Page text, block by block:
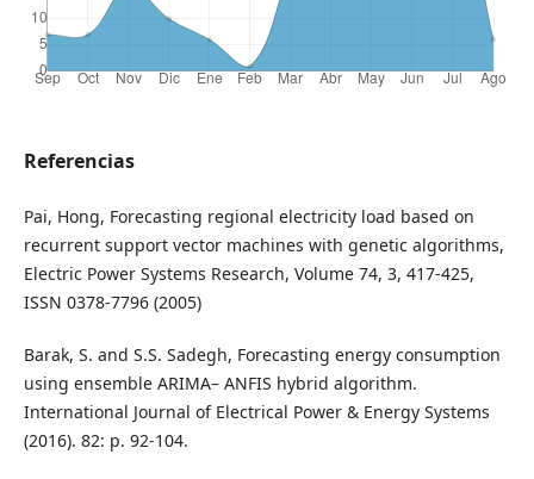
Referencias
Pai, Hong, Forecasting regional electricity load based on
recurrent support vector machines with genetic algorithms,
Electric Power Systems Research, Volume 74, 3, 417-425,
ISSN 0378-7796 (2005)
Barak, S. and S.S. Sadegh, Forecasting energy consumption
using ensemble ARIMA– ANFIS hybrid algorithm.
International Journal of Electrical Power & Energy Systems
(2016). 82: p. 92-104.